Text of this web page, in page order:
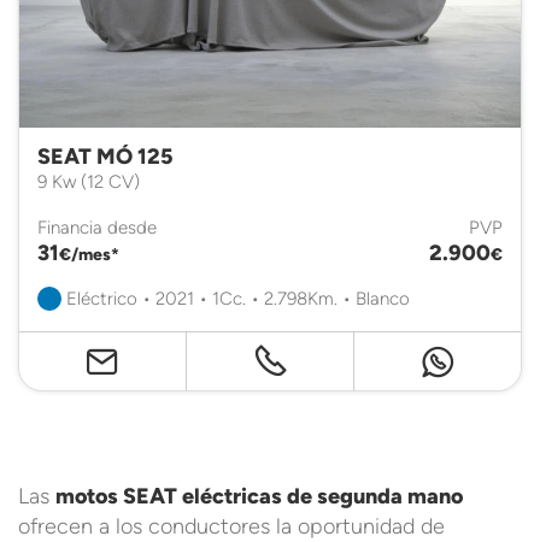
SEAT MÓ 125
9 Kw (12 CV)
Financia desde
31€/mes*
PVP
2.900€
Eléctrico • 2021 • 1Cc. • 2.798Km. • Blanco
Las motos SEAT eléctricas de segunda mano
ofrecen a los conductores la oportunidad de